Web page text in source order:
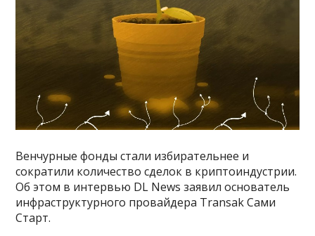
Венчурные фонды стали избирательнее и
сократили количество сделок в криптоиндустрии.
Об этом в интервью DL News заявил основатель
инфраструктурного провайдера Transak Сами
Старт.